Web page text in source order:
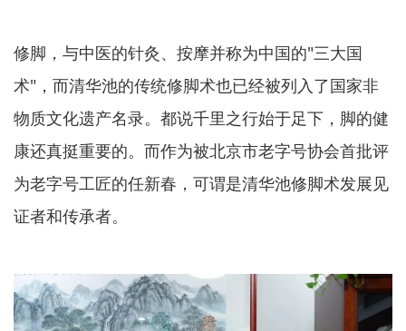
修脚，与中医的针灸、按摩并称为中国的"三大国
术"，而清华池的传统修脚术也已经被列入了国家非
物质文化遗产名录。都说千里之行始于足下，脚的健
康还真挺重要的。而作为被北京市老字号协会首批评
为老字号工匠的任新春，可谓是清华池修脚术发展见
证者和传承者。